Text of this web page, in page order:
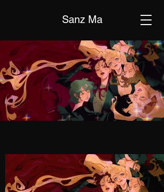
Sanz Ma